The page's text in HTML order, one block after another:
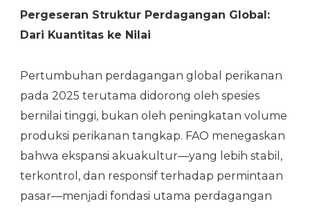
Pergeseran Struktur Perdagangan Global:
Dari Kuantitas ke Nilai
Pertumbuhan perdagangan global perikanan
pada 2025 terutama didorong oleh spesies
bernilai tinggi, bukan oleh peningkatan volume
produksi perikanan tangkap. FAO menegaskan
bahwa ekspansi akuakultur—yang lebih stabil,
terkontrol, dan responsif terhadap permintaan
pasar—menjadi fondasi utama perdagangan